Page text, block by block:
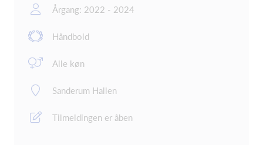
Årgang: 2022 - 2024
Håndbold
Alle køn
Sanderum Hallen
Tilmeldingen er åben